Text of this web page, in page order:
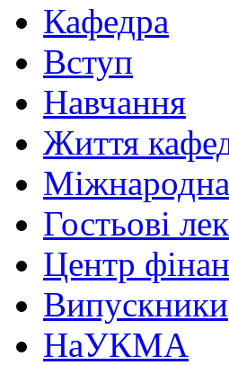
Кафедра
Вступ
Навчання
Життя
Гостьові
Центр
Випускники
НаУКМА